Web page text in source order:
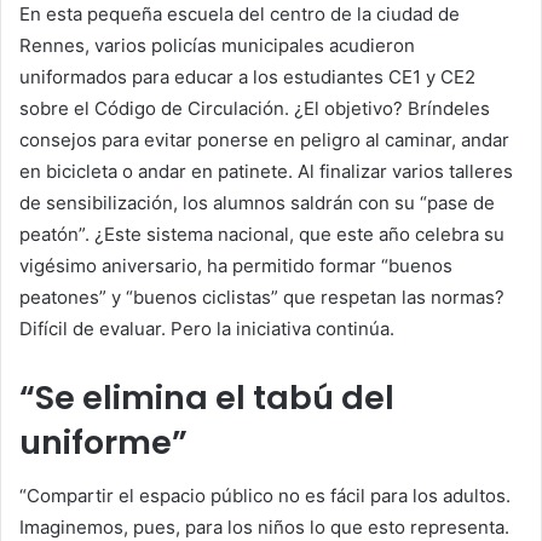
En esta pequeña escuela del centro de la ciudad de
Rennes, varios policías municipales acudieron
uniformados para educar a los estudiantes CE1 y CE2
sobre el Código de Circulación. ¿El objetivo? Bríndeles
consejos para evitar ponerse en peligro al caminar, andar
en bicicleta o andar en patinete. Al finalizar varios talleres
de sensibilización, los alumnos saldrán con su “pase de
peatón”. ¿Este sistema nacional, que este año celebra su
vigésimo aniversario, ha permitido formar “buenos
peatones” y “buenos ciclistas” que respetan las normas?
Difícil de evaluar. Pero la iniciativa continúa.
“Se elimina el tabú del
uniforme”
“Compartir el espacio público no es fácil para los adultos.
Imaginemos, pues, para los niños lo que esto representa.